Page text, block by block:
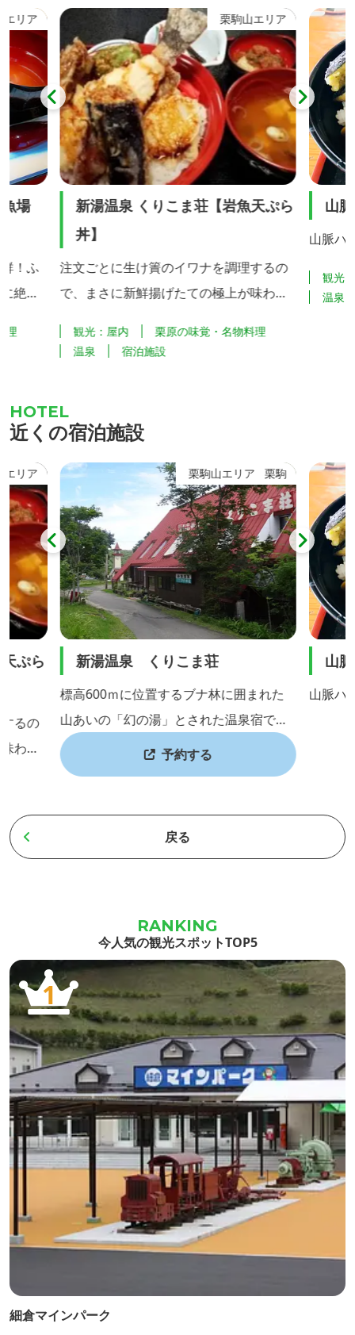
化」
園」
出会うことができます。 特に、6月中旬
に咲くオレンジ色のニッコウキスゲ（写
真）は大群生は全国的にも有名で世界谷
地の代名詞となっていま...
で望む
エリア
場
！ふ
絶品
理
栗駒山エリア
新湯温泉 くりこま荘【岩魚天ぷら
丼】
注文ごとに生け簀のイワナを調理するの
で、まさに新鮮揚げたての極上が味わえ
る岩魚の他、季節ごとに山菜やきのこ、
名物のふすべ餅がついてきます。
観光：屋内
栗原の味覚・名物料理
温泉
宿泊施設
山
山脈ハ
観光
温泉
近くの宿泊施設
エリア
ぷら
るの
わえ
年の
栗原
栗駒山エリア 栗駒
新湯温泉 くりこま荘
標高600ｍに位置するブナ林に囲まれた
山あいの「幻の湯」とされた温泉宿で
す。 1720年に開湯され、栗駒五湯の中で
も「幻の湯」とされてきた秘湯、「新湯
「新湯温泉 くりこま荘」として再現。源
泉は栗駒山の裏掛コース登山口に位置
がら、300年近い時を超え流れるお湯が
ひときわ体も心にもしみ渡りま...
予約する
山
山脈ハ
戻る
今人気の観光スポットTOP5
細倉マインパーク
1